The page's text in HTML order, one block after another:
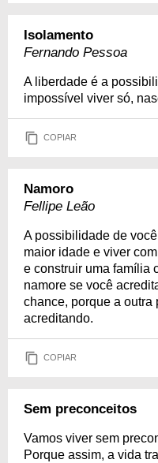
Isolamento
Fernando Pessoa
A liberdade é a
impossível viver só,
COPIAR
Namoro
Fellipe Leão
A possibilidade de
maior idade e viver
e construir uma família
namore se você
chance, porque a outra
acreditando.
COPIAR
Sem preconceitos
Vamos viver sem
Porque assim, a vida